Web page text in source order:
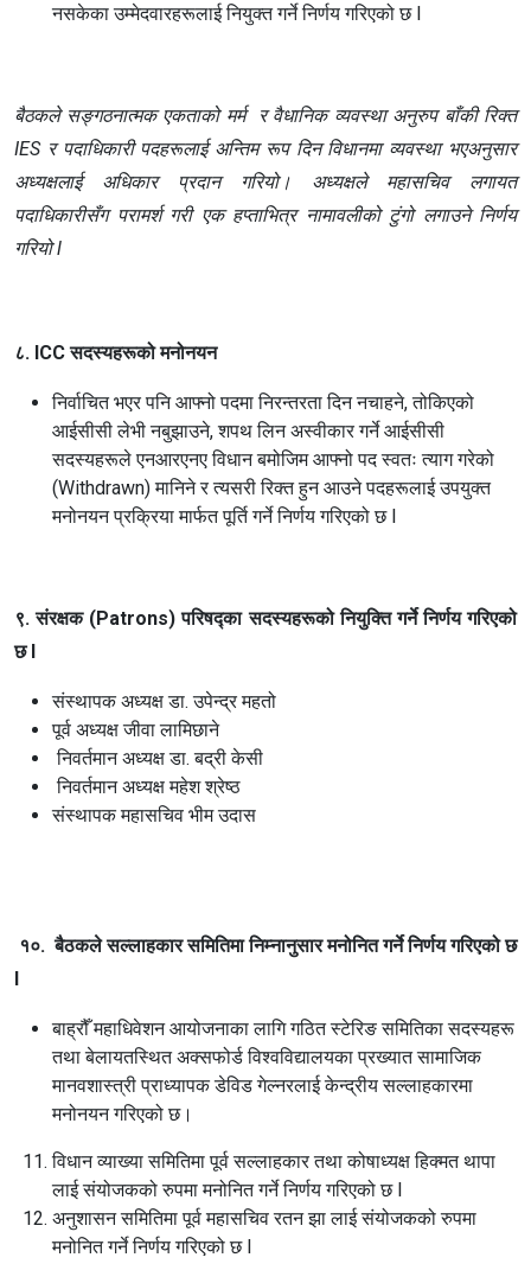
नसकेका उम्मेदवारहरूलाई नियुक्त गर्ने निर्णय गरिएको छ l
बैठकले सङ्गठनात्मक एकताको मर्म र वैधानिक व्यवस्था अनुरुप बाँकी रिक्त
IES र पदाधिकारी पदहरूलाई अन्तिम रूप दिन विधानमा व्यवस्था भएअनुसार
अध्यक्षलाई अधिकार प्रदान गरियो। अध्यक्षले महासचिव लगायत
पदाधिकारीसँग परामर्श गरी एक हप्ताभित्र नामावलीको टुंगो लगाउने निर्णय
गरियो l
८. ICC सदस्यहरूको मनोनयन
निर्वाचित भएर पनि आफ्नो पदमा निरन्तरता दिन नचाहने, तोकिएको
आईसीसी लेभी नबुझाउने, शपथ लिन अस्वीकार गर्ने आईसीसी
सदस्यहरूले एनआरएनए विधान बमोजिम आफ्नो पद स्वतः त्याग गरेको
(Withdrawn) मानिने र त्यसरी रिक्त हुन आउने पदहरूलाई उपयुक्त
मनोनयन प्रक्रिया मार्फत पूर्ति गर्ने निर्णय गरिएको छ l
९. संरक्षक (Patrons) परिषद्का सदस्यहरूको नियुक्ति गर्ने निर्णय गरिएको
छ l
संस्थापक अध्यक्ष डा. उपेन्द्र महतो
पूर्व अध्यक्ष जीवा लामिछाने
निवर्तमान अध्यक्ष डा. बद्री केसी
निवर्तमान अध्यक्ष महेश श्रेष्ठ
संस्थापक महासचिव भीम उदास
१०. बैठकले सल्लाहकार समितिमा निम्नानुसार मनोनित गर्ने निर्णय गरिएको छ
l
बाह्रौँ महाधिवेशन आयोजनाका लागि गठित स्टेरिङ समितिका सदस्यहरू
तथा बेलायतस्थित अक्सफोर्ड विश्वविद्यालयका प्रख्यात सामाजिक
मानवशास्त्री प्राध्यापक डेविड गेल्नरलाई केन्द्रीय सल्लाहकारमा
मनोनयन गरिएको छ।
विधान व्याख्या समितिमा पूर्व सल्लाहकार तथा कोषाध्यक्ष हिक्मत थापा
लाई संयोजकको रुपमा मनोनित गर्ने निर्णय गरिएको छ l
अनुशासन समितिमा पूर्व महासचिव रतन झा लाई संयोजकको रुपमा
मनोनित गर्ने निर्णय गरिएको छ l